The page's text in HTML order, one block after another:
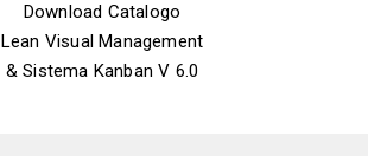
Download Catalogo
Lean Visual Management
& Sistema Kanban V 6.0